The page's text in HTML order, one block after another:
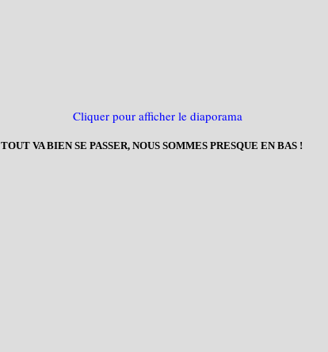
TOUT VA BIEN SE PASSER, NOUS SOMMES PRESQUE EN BAS !